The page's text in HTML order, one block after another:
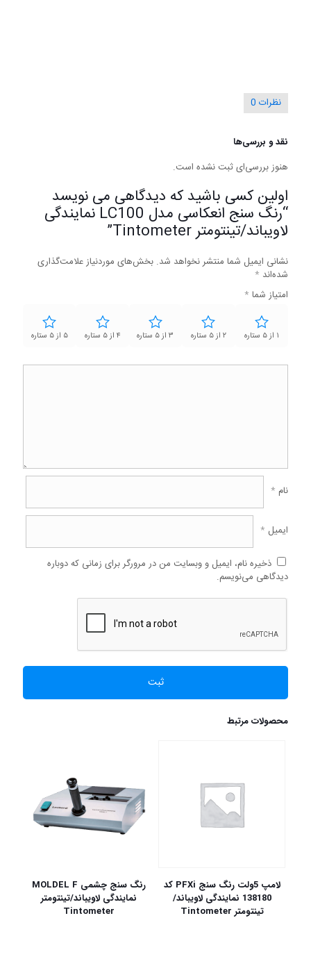
نظرات 0
نقد و بررسی‌ها
هنوز بررسی‌ای ثبت نشده است.
اولین کسی باشید که دیدگاهی می نویسد
“رنگ سنج انعکاسی مدل LC100 نمایندگی
لاویباند/تینتومتر Tintometer”
نشانی ایمیل شما منتشر نخواهد شد. بخش‌های موردنیاز علامت‌گذاری
شده‌اند *
امتیاز شما *
۱ از ۵ ستاره ۲ از ۵ ستاره ۳ از ۵ ستاره ۴ از ۵ ستاره ۵ از ۵ ستاره
نام *
ایمیل *
ذخیره نام، ایمیل و وبسایت من در مرورگر برای زمانی که دوباره
دیدگاهی می‌نویسم.
محصولات مرتبط
لامپ 5ولت رنگ سنج PFXi کد
138180 نمایندگی لاویباند/
تینتومتر Tintometer
رنگ سنج چشمی MOLDEL F
نمایندگی لاویباند/تینتومتر
Tintometer